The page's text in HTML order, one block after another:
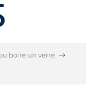
boire un verre